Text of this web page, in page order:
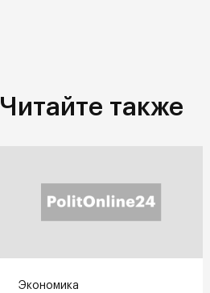
Читайте также
Экономика